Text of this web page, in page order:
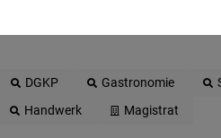
DGKP Gastronomie
Handwerk
Magistrat